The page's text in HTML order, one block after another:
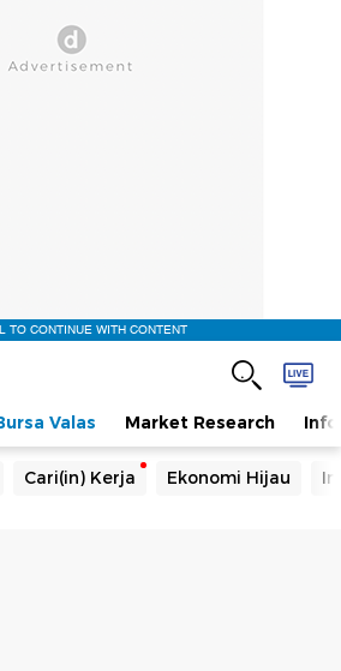
TO CONTINUE WITH CONTENT
Valas Market Research
Cari(in) Kerja Ekonomi Hijau